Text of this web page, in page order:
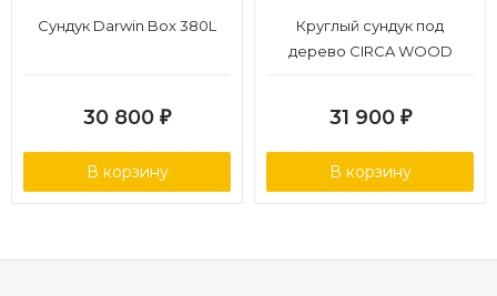
Сундук Darwin Box 380L
30 800 ₽
В корзину
Круглый сундук под
дерево CIRCA WOOD
31 900 ₽
В корзину